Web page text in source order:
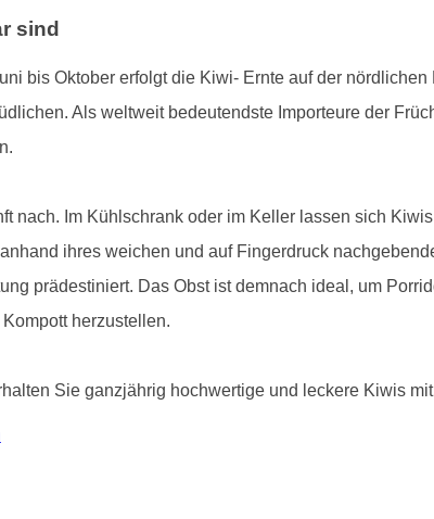
sind
bis Oktober erfolgt die Kiwi- Ernte auf der nördlichen
Als weltweit bedeutendste Importeure der
nach. Im Kühlschrank oder im Keller lassen sich
ihres weichen und auf Fingerdruck
prädestiniert. Das Obst ist demnach ideal, um
herzustellen.
Sie ganzjährig hochwertige und leckere Kiwis